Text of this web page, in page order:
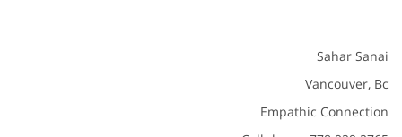
Sahar Sanai
Vancouver, Bc
Empathic Connection